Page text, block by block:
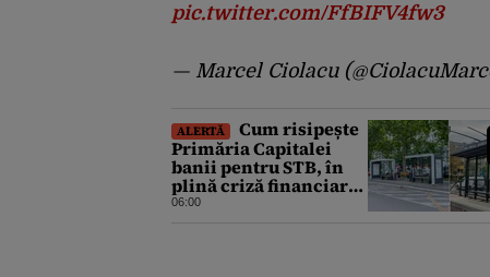
pic.twitter.com/FfBIFV4fw3
— Marcel Ciolacu
ALERTĂ
Cum risipește
Primăria Capitalei
banii pentru STB, în
plină criză financiară
a societății de
06:00